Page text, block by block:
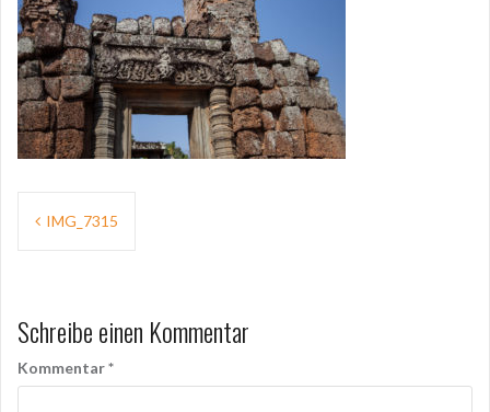
Beitragsnavigation
IMG_7315
Schreibe einen Kommentar
Kommentar*